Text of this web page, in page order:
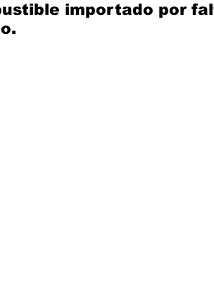
importado por